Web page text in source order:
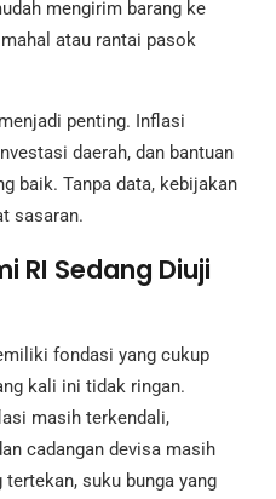
mengirim barang ke
atau rantai pasok
penting. Inflasi
daerah, dan bantuan
baik. Tanpa data, kebijakan
sasaran.
RI Sedang Diuji
fondasi yang cukup
kali ini tidak ringan.
masih terkendali,
cadangan devisa masih
suku bunga yang